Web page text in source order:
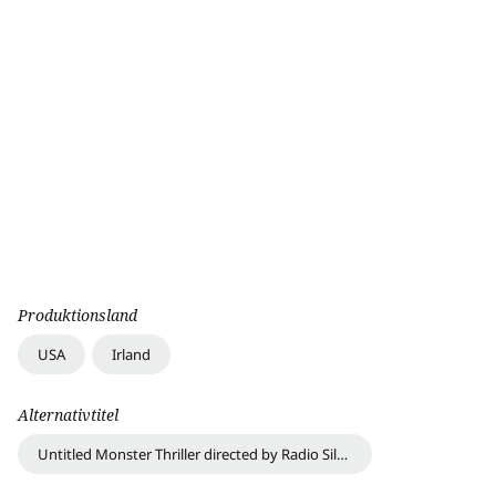
Produktionsland
USA Irland
Alternativtitel
Untitled Monster Thriller directed by Radio Silence; Untitled Monster Thriller for Universal Pictures Project